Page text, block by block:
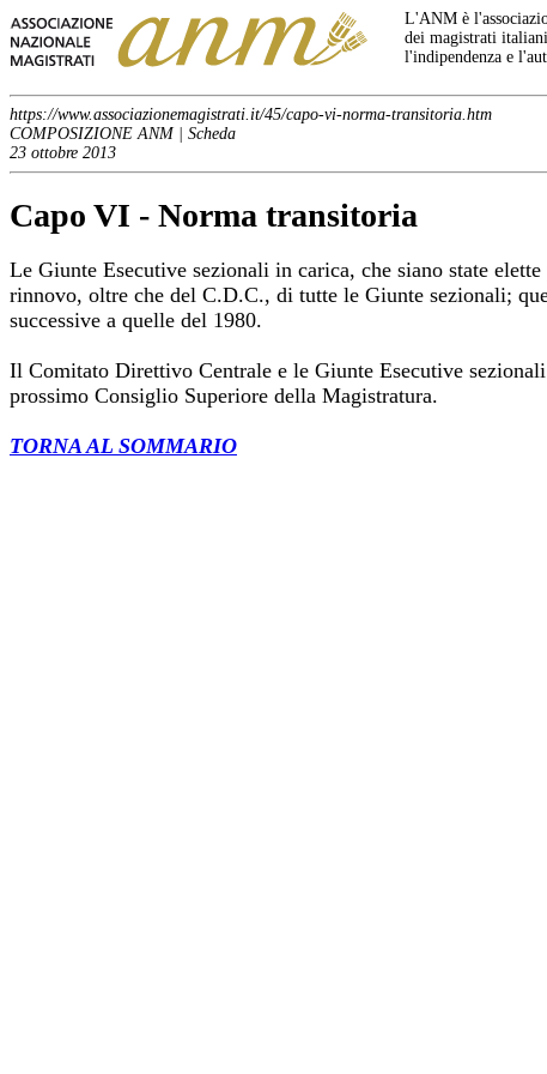
L'ANM è
dei magistrati
l'indipendenza e
https://www.associazionemagistrati.it/45/capo-vi-norma-transitoria.htm
COMPOSIZIONE ANM | Scheda
23 ottobre 2013
Capo VI - Norma transitoria
Le Giunte Esecutive sezionali in carica, che siano state
rinnovo, oltre che del C.D.C., di tutte le Giunte sezionali;
successive a quelle del 1980.
Il Comitato Direttivo Centrale e le Giunte Esecutive
prossimo Consiglio Superiore della Magistratura.
TORNA AL SOMMARIO